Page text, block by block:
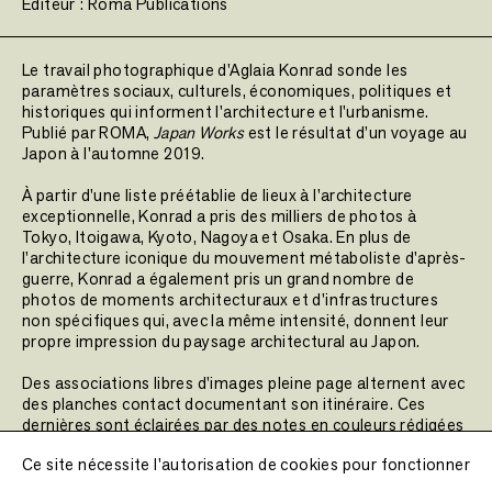
Le travail photographique d'Aglaia Konrad sonde les
paramètres sociaux, culturels, économiques, politiques et
historiques qui informent l'architecture et l'urbanisme.
Publié par ROMA, Japan Worksest le résultat d’un voyage au
Japon à l'automne 2019.
À partir d'une liste préétablie de lieux à l'architecture
exceptionnelle, Konrad a pris des milliers de photos à
Tokyo, Itoigawa, Kyoto, Nagoya et Osaka. En plus de
l'architecture iconique du mouvement métaboliste d'après-
guerre, Konrad a également pris un grand nombre de
photos de moments architecturaux et d'infrastructures
non spécifiques qui, avec la même intensité, donnent leur
propre impression du paysage architectural au Japon.
Des associations libres d'images pleine page alternent avec
des planches contact documentant son itinéraire. Ces
dernières sont éclairées par des notes en couleurs rédigées
intéressant rehaussé par le graphisme épuré de Roma
Ce site nécessite l'autorisation de cookies pour fonctionner